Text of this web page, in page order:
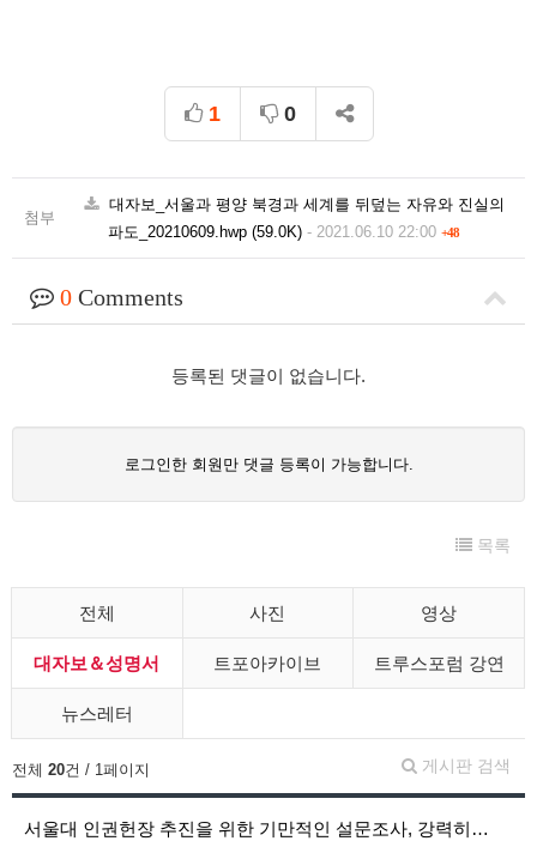
1 0
첨부
대자보_서울과 평양 북경과 세계를 뒤덮는 자유와 진실의
파도_20210609.hwp (59.0K) - 2021.06.10 22:00 +48
0 Comments
등록된 댓글이 없습니다.
로그인한 회원만 댓글 등록이 가능합니다.
목록
전체 사진 영상
대자보＆성명서 트포아카이브 트루스포럼 강연
뉴스레터
게시판 검색
전체 20건 / 1페이지
서울대 인권헌장 추진을 위한 기만적인 설문조사, 강력히…